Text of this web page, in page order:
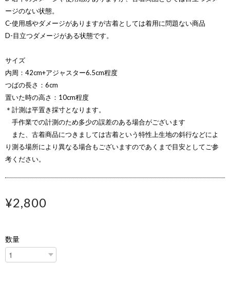
ージのない状態。
C-使用感やダメージがありますが古着としては着用に問題ない商品
D-目立つダメージがある状態です。
サイズ
内周：42cm+アジャスター6.5cm程度
つばの長さ：6cm
置いた時の高さ：10cm程度
＊計測は平置き採寸となります。
手作業での計測のため多少の誤差のある場合がございます
また、古着商品につきましては古着という特性上生地の斜行などによ
り測る場所により異なる場合もございますのであくまで目安としてご参
考ください。
¥2,800
数量